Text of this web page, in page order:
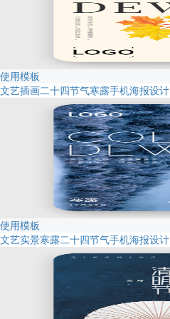
使用模板
文艺插画二十四节气寒露手机海报设计
使用模板
文艺实景寒露二十四节气手机海报设计